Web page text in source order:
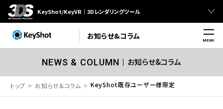
KeyShot/KeyVR｜3Dレンダリングツール
お知らせ&コラム MENU
NEWS & COLUMN お知らせ&コラム
トップ お知らせ&コラム
KeyShot既存ユーザー様限定
8月末までの夏季特別プロモーションのご案内⇒終了しました